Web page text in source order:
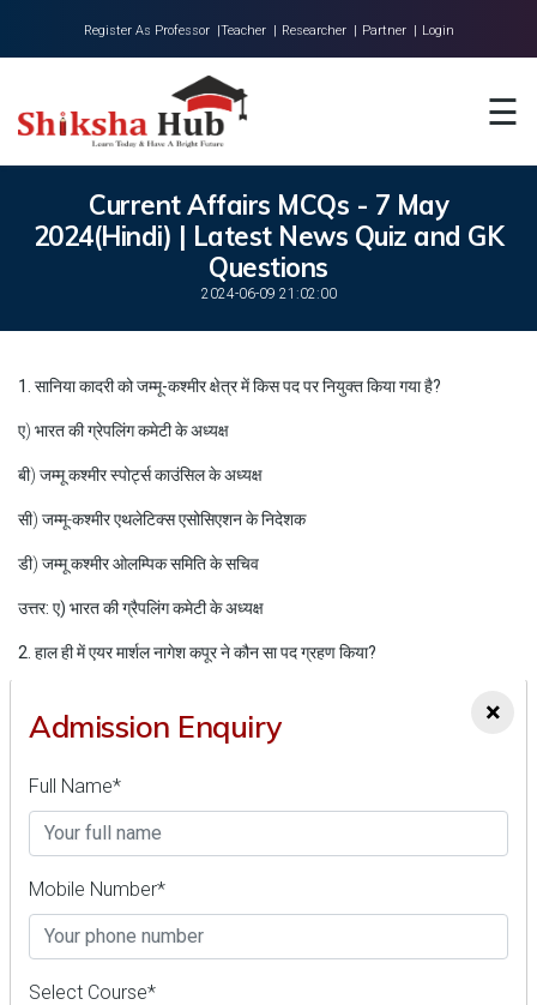
Register As Professor |Teacher | Researcher | Partner | Login
☰
About Us
Universities
Colleges
Contact
Current Affairs MCQs - 7 May
2024(Hindi) | Latest News Quiz and GK
Questions
2024-06-09 21:02:00
1. सानिया कादरी को जम्मू-कश्मीर क्षेत्र में किस पद पर नियुक्त किया गया है?
ए) भारत की ग्रेपलिंग कमेटी के अध्यक्ष
बी) जम्मू कश्मीर स्पोर्ट्स काउंसिल के अध्यक्ष
सी) जम्मू-कश्मीर एथलेटिक्स एसोसिएशन के निदेशक
डी) जम्मू कश्मीर ओलम्पिक समिति के सचिव
उत्तर: ए) भारत की ग्रैपलिंग कमेटी के अध्यक्ष
2. हाल ही में एयर मार्शल नागेश कपूर ने कौन सा पद ग्रहण किया?
बी) चीफ ऑफ एयर स्टाफ (सीएएस)
सी) वायु सेना उप प्रमुख (DCAS)
डी) एयर ऑफिसर कमांडिंग-इन-चीफ (AOC-इन-सी) पश्चिमी कमान (WC)
3. एयर मार्शल नागेश कपूर को किस वर्ष भारतीय वायु सेना की लड़ाकू शाखा में नियुक्त किया
गया था?
ए) 1985
×
Admission Enquiry
Full Name*
Mobile Number*
Select Course*